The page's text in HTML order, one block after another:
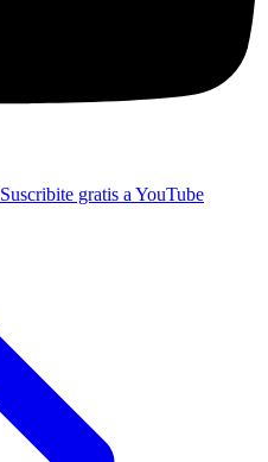
Suscribite gratis a YouTube